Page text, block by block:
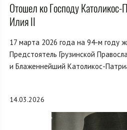
Отошел ко Господу Католикос-
Илия II
17 марта 2026 года на 94-м году
Предстоятель Грузинской
и Блаженнейший Католикос-
14.03.2026